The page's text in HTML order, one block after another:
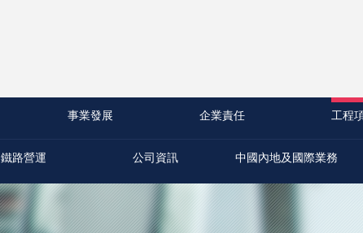
事業發展 企業責任 工程
鐵路營運 公司資訊 中國內地及國際業務